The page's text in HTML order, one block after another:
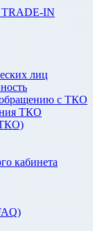
TRADE-IN
лиц
с ТКО
ТКО
кабинета